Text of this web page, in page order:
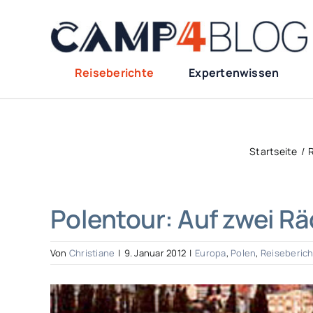
Reiseberichte
Expertenwissen
Startseite
Polentour: Auf zwei
Von Christiane | 9. Januar 2012 | Europa, Polen,
Zeige